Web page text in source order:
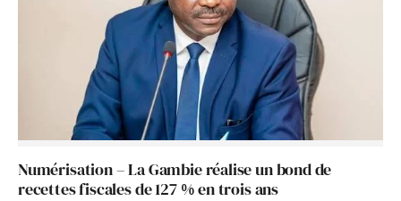
Numérisation – La Gambie réalise un bond de
recettes fiscales de 127 % en trois ans